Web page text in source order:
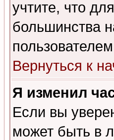
учтите, что
большинства
Вернуться к
Я изменил
Если вы
может быть в